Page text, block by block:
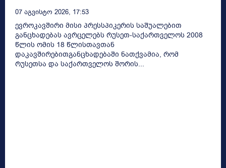
07 Აგვისტო 2026, 17:53
ევროკავშირი მისი პრესსპიკერის საშუალებით
განცხადებას ავრცელებს რუსეთ-საქართველოს 2008
წლის ომის 18 წლისთავთან
დაკავშირებითგანცხადებაში ნათქვამია, რომ
რუსეთსა და საქართველოს შორის...